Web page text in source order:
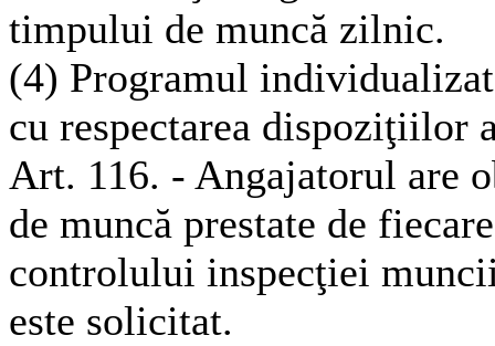
timpului de muncă zilnic.
(4) Programul
cu respectarea dispoziţiilor
Art. 116. - Angajatorul are
de muncă prestate de
controlului inspecţiei
este solicitat.